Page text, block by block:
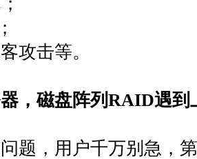
攻击等。
，磁盘阵列RAID遇到
题，用户千万别急，